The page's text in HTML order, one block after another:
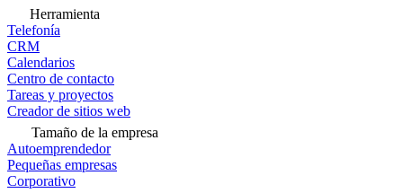
Herramienta
Telefonía
CRM
Calendarios
Centro de contacto
Tareas y proyectos
Creador de sitios web
Tamaño de la empresa
Autoemprendedor
Pequeñas empresas
Corporativo